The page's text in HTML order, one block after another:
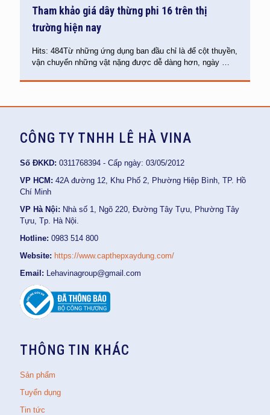
Tham khảo giá dây thừng phi 16 trên thị
trường hiện nay
Hits: 484Từ những ứng dụng ban đầu chỉ là để cột thuyền,
vận chuyển những vật nặng được dễ dàng hơn, ngày
CÔNG TY TNHH LÊ HÀ VINA
Số ĐKKD: 0311768394 - Cấp ngày: 03/05/2012
VP HCM: 42A đường 12, Khu Phố 2, Phường Hiệp Bình, TP. Hồ
Chí Minh
VP Hà Nội: Nhà số 1, Ngõ 220, Đường Tây Tựu, Phường Tây
Tựu, Tp. Hà Nội.
Hotline: 0983 514 800
Website: https://www.capthepxaydung.com/
Email: Lehavinagroup@gmail.com
THÔNG TIN KHÁC
Sản phẩm
Tuyển dụng
Tin tức